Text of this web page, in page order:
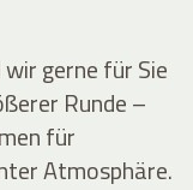
gerne für Sie
Runde –
für
Atmosphäre.